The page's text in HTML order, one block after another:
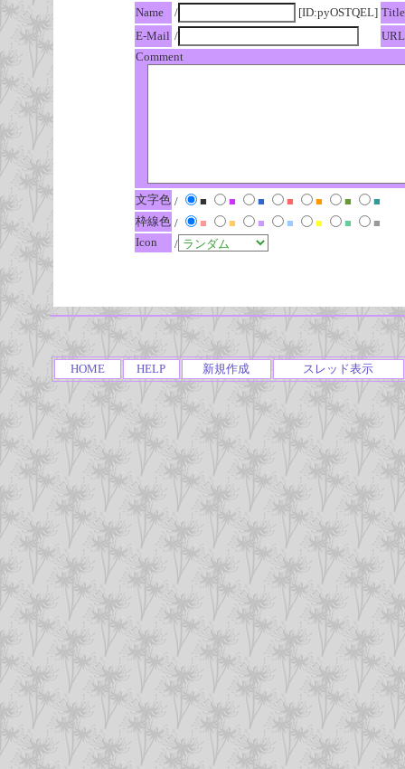
Name
/ [ID:pyOSTQEL] Title
E-Mail /
URL
Comment
文字色 / ■ ■ ■ ■ ■ ■
■
枠線色 / ■ ■ ■ ■ ■ ■
■
Icon
/
HOME HELP 新規作成 スレッド表示